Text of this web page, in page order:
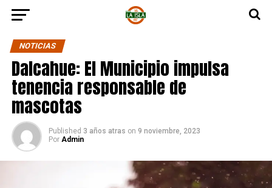
NOTICIAS
Dalcahue: El Municipio impulsa
tenencia responsable de
mascotas
Published 3 años atras on 9 noviembre, 2023
Por Admin